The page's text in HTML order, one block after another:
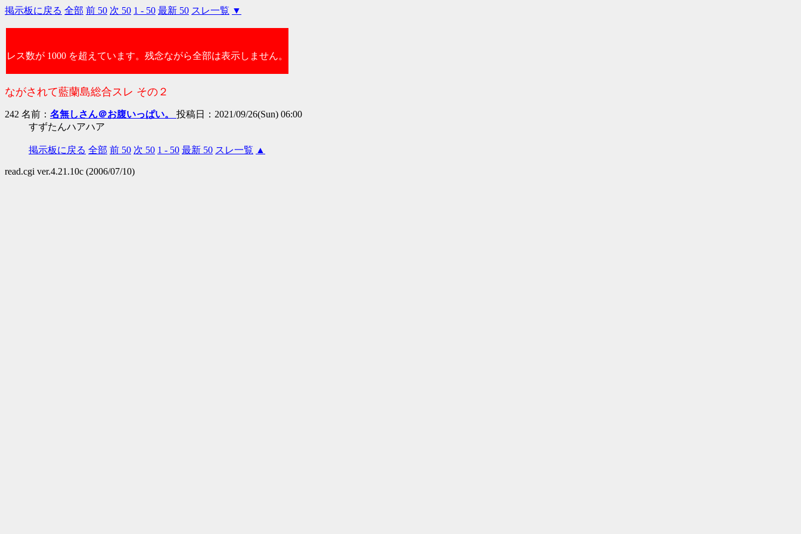
掲示板に戻る 全部 前 50 次 50 1 - 50 最新 50 スレ一覧 ▼
レス数が 1000 を超えています。残念ながら全部は表示しません。
ながされて藍蘭島総合スレ その２
242 名前： 名無しさん＠お腹いっぱい。 投稿日：2021/09/26(Sun) 06:00
すずたんハアハア
掲示板に戻る 全部 前 50 次 50 1 - 50 最新 50 スレ一覧 ▲
read.cgi ver.4.21.10c (2006/07/10)